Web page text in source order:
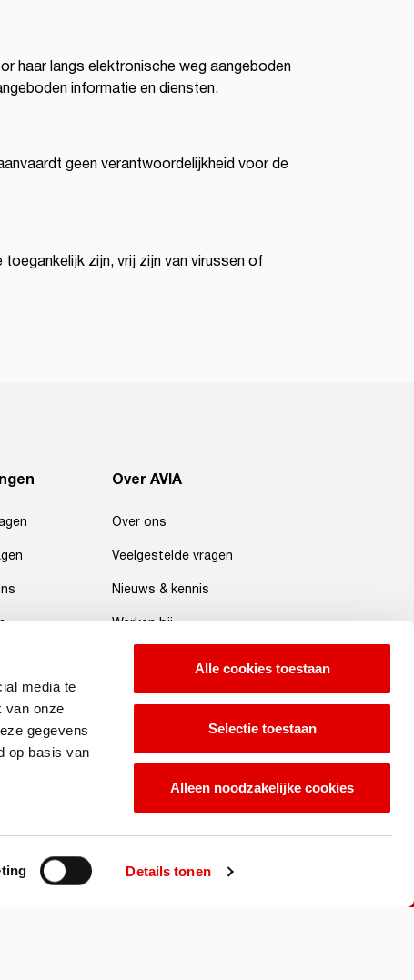
media te
van onze
gegevens
op basis van
Details tonen
Alle cookies toestaan
Selectie toestaan
Alleen noodzakelijke cookies
haar langs elektronische weg aangeboden
informatie en diensten.
geen verantwoordelijkheid voor de
zijn, vrij zijn van virussen of
Over AVIA
Over ons
Veelgestelde vragen
Nieuws & kennis
Werken bij